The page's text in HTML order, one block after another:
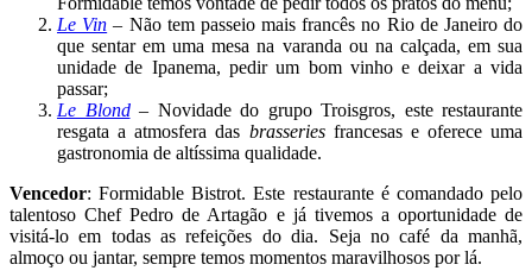
Le Vin – Não tem passeio mais francês no Rio de Janeiro do
que sentar em uma mesa na varanda ou na calçada, em sua
unidade de Ipanema, pedir um bom vinho e deixar a vida
passar;
Le Blond– Novidade do grupo Troisgros, este restaurante
resgata a atmosfera das brasseriesfrancesas e oferece uma
gastronomia de altíssima qualidade.
Vencedor: Formidable Bistrot. Este restaurante é comandado pelo
talentoso Chef Pedro de Artagão e já tivemos a oportunidade de
visitá-lo em todas as refeições do dia. Seja no café da manhã,
almoço ou jantar, sempre temos momentos maravilhosos por lá.